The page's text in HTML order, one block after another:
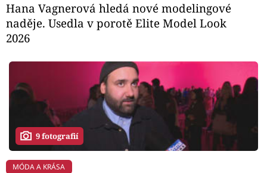
Hana Vagnerová hledá nové modelingové
naděje. Usedla v porotě Elite Model Look
2026
9 fotografií
MÓDA A KRÁSA